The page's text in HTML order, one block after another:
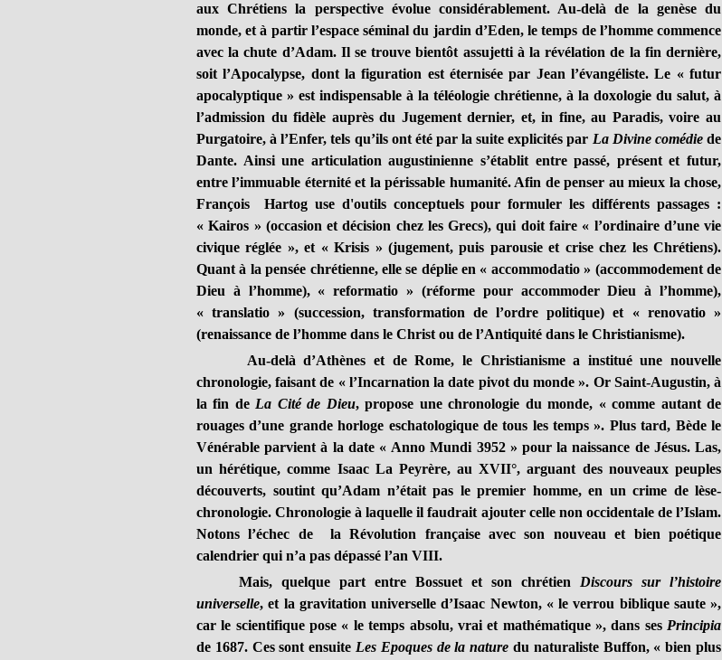
aux Chrétiens la perspective évolue considérablement. Au-delà de la genèse du
monde, et à partir l’espace séminal du jardin d’Eden, le temps de l’homme commence
avec la chute d’Adam. Il se trouve bientôt assujetti à la révélation de la fin dernière,
soit l’Apocalypse, dont la figuration est éternisée par Jean l’évangéliste. Le « futur
apocalyptique » est indispensable à la téléologie chrétienne, à la doxologie du salut, à
l’admission du fidèle auprès du Jugement dernier, et, in fine, au Paradis, voire au
Purgatoire, à l’Enfer, tels qu’ils ont été par la suite explicités par La Divine comédiede
Dante. Ainsi une articulation augustinienne s’établit entre passé, présent et futur,
entre l’immuable éternité et la périssable humanité. Afin de penser au mieux la chose,
François Hartog use d'outils conceptuels pour formuler les différents passages :
« Kairos » (occasion et décision chez les Grecs), qui doit faire « l’ordinaire d’une vie
civique réglée », et « Krisis » (jugement, puis parousie et crise chez les Chrétiens).
Quant à la pensée chrétienne, elle se déplie en « accommodatio » (accommodement de
Dieu à l’homme), « reformatio » (réforme pour accommoder Dieu à l’homme),
« translatio » (succession, transformation de l’ordre politique) et « renovatio »
(renaissance de l’homme dans le Christ ou de l’Antiquité dans le Christianisme).
Au-delà d’Athènes et de Rome, le Christianisme a institué une nouvelle
chronologie, faisant de « l’Incarnation la date pivot du monde ». Or Saint-Augustin, à
la fin de La Cité de Dieu, propose une chronologie du monde, « comme autant de
rouages d’une grande horloge eschatologique de tous les temps ». Plus tard, Bède le
Vénérable parvient à la date « Anno Mundi 3952 » pour la naissance de Jésus. Las,
un hérétique, comme Isaac La Peyrère, au XVII°, arguant des nouveaux peuples
découverts, soutint qu’Adam n’était pas le premier homme, en un crime de lèse-
chronologie. Chronologie à laquelle il faudrait ajouter celle non occidentale de l’Islam.
Notons l’échec de la Révolution française avec son nouveau et bien poétique
calendrier qui n’a pas dépassé l’an VIII.
Mais, quelque part entre Bossuet et son chrétien Discours sur l’histoire
universelle, et la gravitation universelle d’Isaac Newton, « le verrou biblique saute »,
car le scientifique pose « le temps absolu, vrai et mathématique », dans ses Principia
de 1687. Ces sont ensuite Les Epoques de la nature du naturaliste Buffon, « bien plus